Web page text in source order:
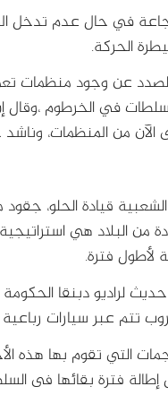
في حال عدم تدخل
الحركة.
عن وجود منظمات
في الخرطوم ،وقال
من المنظمات، وناشد
قيادة الحلو، جقود
من البلاد هي
لأطول فترة.
لراديو دبنقا الحكومة
تتم عبر سيارات
التي تقوم بها هذه
إطالة فترة بقائها فى